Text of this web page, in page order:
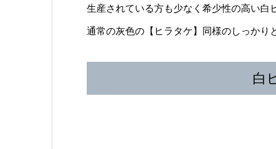
生産されている方も少なく希少性の高い白
通常の灰色の【ヒラタケ】同様のしっかり
白